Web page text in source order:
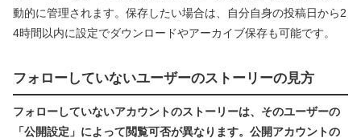
動的に管理されます。保存したい場合は、自分自身の投稿日から2
4時間以内に設定でダウンロードやアーカイブ保存も可能です。
フォローしていないユーザーのストーリーの見方
フォローしていないアカウントのストーリーは、そのユーザーの
「公開設定」によって閲覧可否が異なります。公開アカウントの